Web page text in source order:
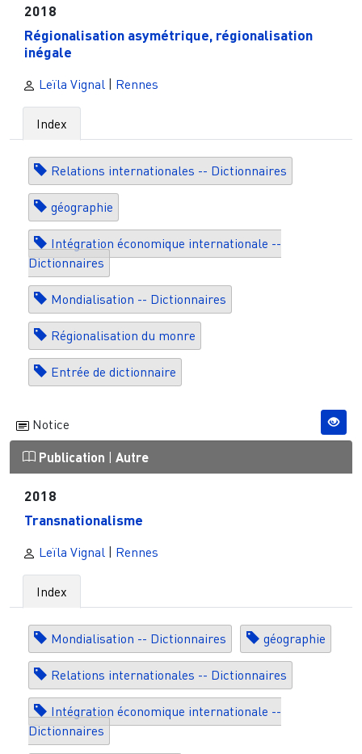
2018
Régionalisation asymétrique, régionalisation
inégale
Leïla Vignal | Rennes
Index
Relations internationales -- Dictionnaires
géographie
Intégration économique internationale --
Dictionnaires
Mondialisation -- Dictionnaires
Régionalisation du monre
Entrée de dictionnaire
Notice
Publication | Autre
2018
Transnationalisme
Leïla Vignal | Rennes
Index
Mondialisation -- Dictionnaires géographie
Relations internationales -- Dictionnaires
Intégration économique internationale --
Dictionnaires